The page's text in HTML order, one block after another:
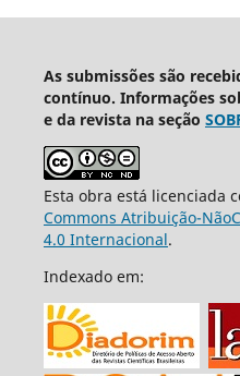
As submissões são
contínuo. Informações
e da revista na seção
Esta obra está licenciada
Commons Atribuição-
4.0 Internacional.
Indexado em: